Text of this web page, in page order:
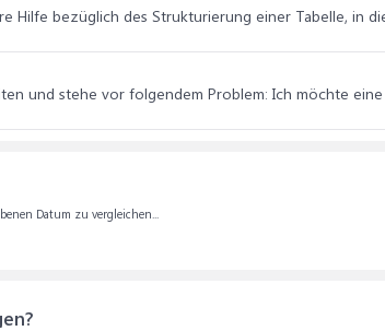
Hilfe bezüglich des Strukturierung einer Tabelle, in
und stehe vor folgendem Problem: Ich möchte
Datum zu vergleichen...